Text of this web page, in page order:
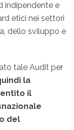
indipendente e
etici nei settori
dello sviluppo e
tale Audit per
la
il
del